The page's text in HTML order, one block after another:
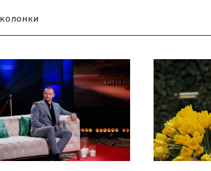
КОЛОНКИ